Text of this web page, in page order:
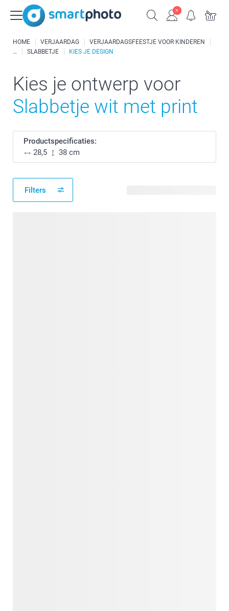
HOME VERJAARDAG
VERJAARDAGSFEESTJE VOOR KINDEREN
SLABBETJE
KIES JE DESIGN
Kies je ontwerp voor
Slabbetje wit met print
Productspecificaties:
28,5
38 cm
Filters